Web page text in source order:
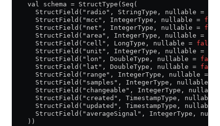
    val schema = StructType(Seq(
      StructField("radio", StringType, nullable =
      StructField("mcc", IntegerType, nullable =
      StructField("net", IntegerType, nullable =
      StructField("area", IntegerType, nullable =
      StructField("cell", LongType, nullable =
false
      StructField("unit", IntegerType, nullable =
      StructField("lon", DoubleType, nullable =
false
      StructField("lat", DoubleType, nullable =
false
      StructField("range", IntegerType, nullable =
      StructField("samples", IntegerType, nullable =
StructField("changeable", IntegerType,
StructField("created", TimestampType,
StructField("updated", TimestampType,
StructField("averageSignal", IntegerType,
    ))